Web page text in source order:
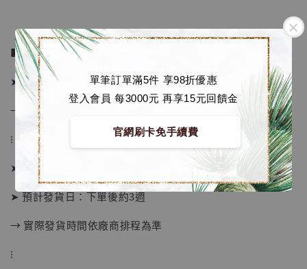
單筆訂單滿5件 享98折優惠
登入會員 每3000元 再享15元回饋金
官網刷卡免手續費
【店內現貨】海賊王 系列蒐藏雕像 布魯克達
摩 [7STARS Studio]
NT$ 1,500
■ 販售資訊：
➤ 全額 2080元
→ 售價已包含國際運費及稅金
⁝
➤ 預購截止日：隨時結單
➤ 預計發貨日：下單後約3週
→ 實際發貨時間依廠商排程為準
⁝